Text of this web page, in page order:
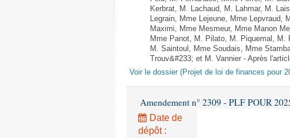
Kerbrat, M. Lachaud, M. Lahmar, M.
Legrain, Mme Lejeune, Mme Lepvraud,
Maximi, Mme Mesmeur, Mme Manon
Mme Panot, M. Pilato, M. Piquemal, M.
M. Saintoul, Mme Soudais, Mme
Trouv&#233; et M. Vannier - Après
Voir le dossier (Projet de loi de finances pour
Amendement n° 2309 - PLF POUR
Date de
dépôt :